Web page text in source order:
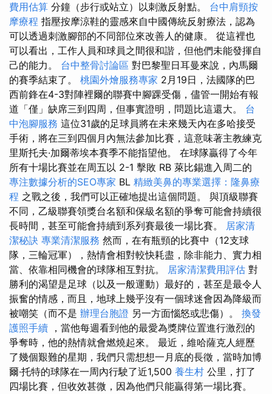
費用估算 分鐘（步行或站立）以刺激反射點。 台中肩頸按
摩療程 指壓按摩涼鞋的靈感來自中國傳統反射療法，認為
可以透過刺激腳部的不同部位來改善人的健康。 從這裡也
可以看出，工作人員和球員之間很和諧，但他們未能發揮自
己的能力。 台中整骨討論區 對巴黎聖日耳曼來說，內馬爾
的賽季結束了。 桃園外燴服務專家 2月19日，法國隊的巴
西前鋒在4-3對陣裡爾的聯賽中腳踝受傷，儘管一開始有報
道「僅」缺席三到四周，但事實證明，問題比這還大。 台
中泡腳服務 這位31歲的足球員將在未來幾天內在多哈接受
手術，將在三到四個月內無法參加比賽，這意味著主教練克
里斯托夫·加爾蒂埃本賽季不能指望他。 在球隊贏得了今年
所有十場比賽並在周五以 2-1 擊敗 RB 萊比錫進入周二的
專注數據分析的SEO專家 BL 精緻美鼻的專業選擇：隆鼻療
程 之戰之後，我們可以正確地提出這個問題。 與頂級聯賽
不同，乙級聯賽領獎台名額和保級名額的爭奪可能會持續很
長時間，甚至可能會持續到系列賽最後一場比賽。 居家清
潔秘訣 專業清潔服務 然而，在有瓶頸的比賽中（12支球
隊，三輪冠軍），熱情會相對較快耗盡，除非能力、實力相
當、依靠相同機會的球隊相互對抗。 居家清潔費用評估 對
勝利的渴望是足球（以及一般運動）最好的，甚至是最令人
振奮的情感，而且，地球上幾乎沒有一個球迷會因為降級而
被嘲笑（而不是 辦理台胞證 另一方面惱怒或悲傷）。 換發
護照手續 ，當他每週看到他的最愛為獎牌位置進行激烈的
爭奪時，他的熱情就會燃燒起來。 最近，維哈薩克人經歷
了幾個艱難的星期，我們只需想想一月底的長徵，當時加博
爾·托特的球隊在一周內行駛了近1,500 養生村 公里，打了
四場比賽，但收效甚微，因為他們只能贏得第一場比賽。